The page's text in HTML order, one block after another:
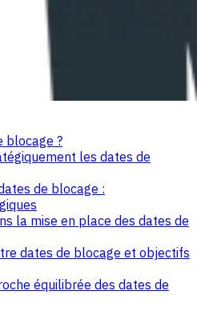
blocage ?
les dates de
de blocage :
la mise en place des dates de
dates de blocage et objectifs
équilibrée des dates de